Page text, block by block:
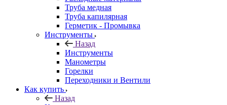
Труба медная
Труба капилярная
Герметик - Промывка
Инструменты
Назад
Инструменты
Манометры
Горелки
Переходники и Вентили
Как купить
Назад